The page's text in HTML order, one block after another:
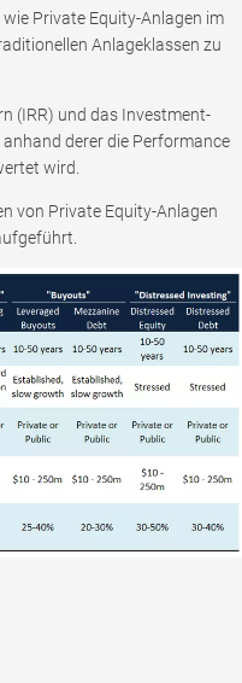
Private Equity-Anlagen im
Anlageklassen zu
(IRR) und das Investment-
derer die Performance
wird.
von Private Equity-Anlagen